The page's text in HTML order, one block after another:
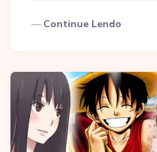
Continue Lendo